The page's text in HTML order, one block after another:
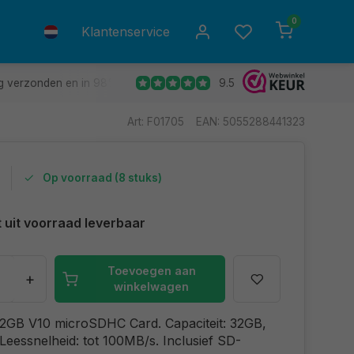
Klantenservice
0
en in 98% van de gevallen de volgende dag in huis.
9.5
Art: F01705 EAN: 5055288441323
Op voorraad (8 stuks)
uit voorraad leverbaar
+
Toevoegen aan
winkelwagen
V10 microSDHC Card. Capaciteit: 32GB,
tot 100MB/s. Inclusief SD-